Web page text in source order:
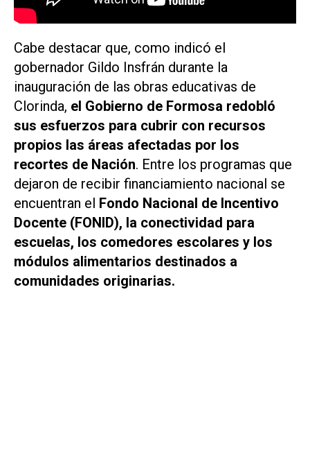
Cabe destacar que, como indicó el
gobernador Gildo Insfrán durante la
inauguración de las obras educativas de
Clorinda, el Gobierno de Formosa redobló
sus esfuerzos para cubrir con recursos
propios las áreas afectadas por los
recortes de Nación. Entre los programas que
dejaron de recibir financiamiento nacional se
encuentran el Fondo Nacional de Incentivo
Docente (FONID), la conectividad para
escuelas, los comedores escolares y los
módulos alimentarios destinados a
comunidades originarias.